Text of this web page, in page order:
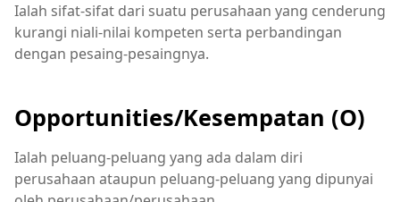
Ialah sifat-sifat dari suatu perusahaan yang cenderung
kurangi niali-nilai kompeten serta perbandingan
dengan pesaing-pesaingnya.
Opportunities/Kesempatan (O)
Ialah peluang-peluang yang ada dalam diri
perusahaan ataupun peluang-peluang yang dipunyai